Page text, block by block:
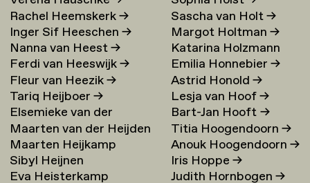
Rachel Heemskerk→
Inger Sif Heeschen→
Nanna van Heest→
Ferdi van Heeswijk→
Fleur van Heezik→
Tariq Heijboer→
Elsemieke van der
Heijden→
Maarten van der Heijden
→
Maarten Heijkamp
Sibyl Heijnen
Eva Heisterkamp
Sascha van Holt→
Margot Holtman→
Katarina Holzmann
Ekholm→
Emilia Honnebier→
Astrid Honold→
Lesja van Hoof→
Bart-Jan Hooft→
Titia Hoogendoorn→
Anouk Hoogendoorn→
Iris Hoppe→
Judith Hornbogen→